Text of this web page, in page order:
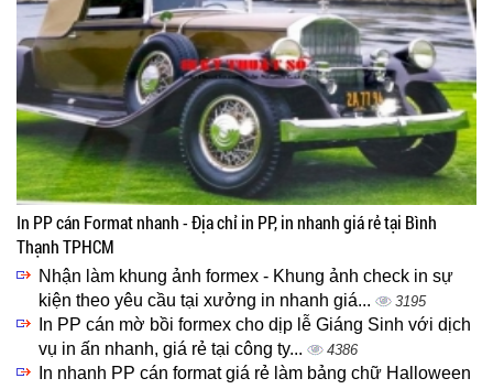
In PP cán Format nhanh - Địa chỉ in PP, in nhanh giá rẻ tại Bình
Thạnh TPHCM
Nhận làm khung ảnh formex - Khung ảnh check in sự
kiện theo yêu cầu tại xưởng in nhanh giá...
3195
In PP cán mờ bồi formex cho dịp lễ Giáng Sinh với dịch
vụ in ấn nhanh, giá rẻ tại công ty...
4386
In nhanh PP cán format giá rẻ làm bảng chữ Halloween